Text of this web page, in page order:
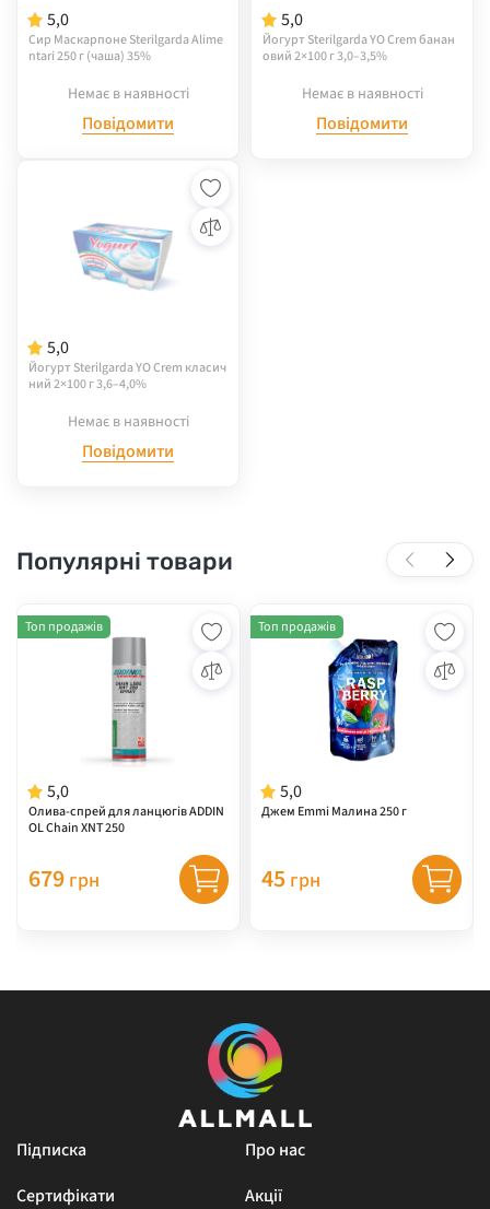
5,0
Сир Маскарпоне Sterilgarda Alime
ntari 250 г (чаша) 35%
Немає в наявності
Повідомити
5,0
Йогурт Sterilgarda YO Crem банан
овий 2×100 г 3,0–3,5%
Немає в наявності
Повідомити
5,0
Йогурт Sterilgarda YO Crem класич
ний 2×100 г 3,6–4,0%
Немає в наявності
Повідомити
Популярні товари
5,0
Олива-спрей для ланцюгів ADDIN
OL Chain XNT 250
Топ продажів
679 грн
5,0
Джем Emmi Малина 250 г
Топ продажів
45 грн
Підписка
Про нас
Сертифікати
Акції